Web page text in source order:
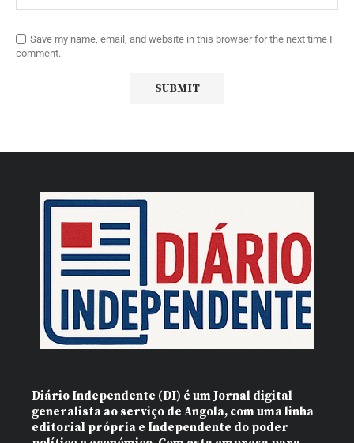
Save my name, email, and website in this browser for the next time I
comment.
Diário Independente (DI) é um Jornal digital
generalista ao serviço de Angola, com uma linha
editorial própria e Independente do poder